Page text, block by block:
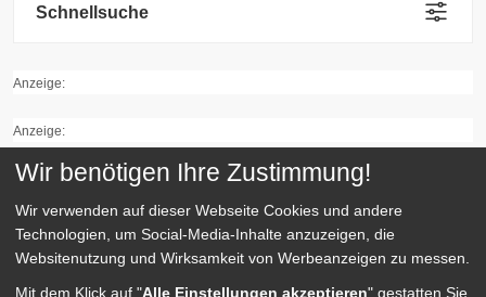
Schnellsuche
Anzeige:
Anzeige:
Kategorien
Wir benötigen Ihre Zustimmung!
Wir verwenden auf dieser Webseite Cookies und andere
Technologien, um Social-Media-Inhalte anzuzeigen, die
Websitenutzung und Wirksamkeit von Werbeanzeigen zu messen.
Mit dem Klick auf "Alle Einstellungen akzeptieren" gestatten Sie